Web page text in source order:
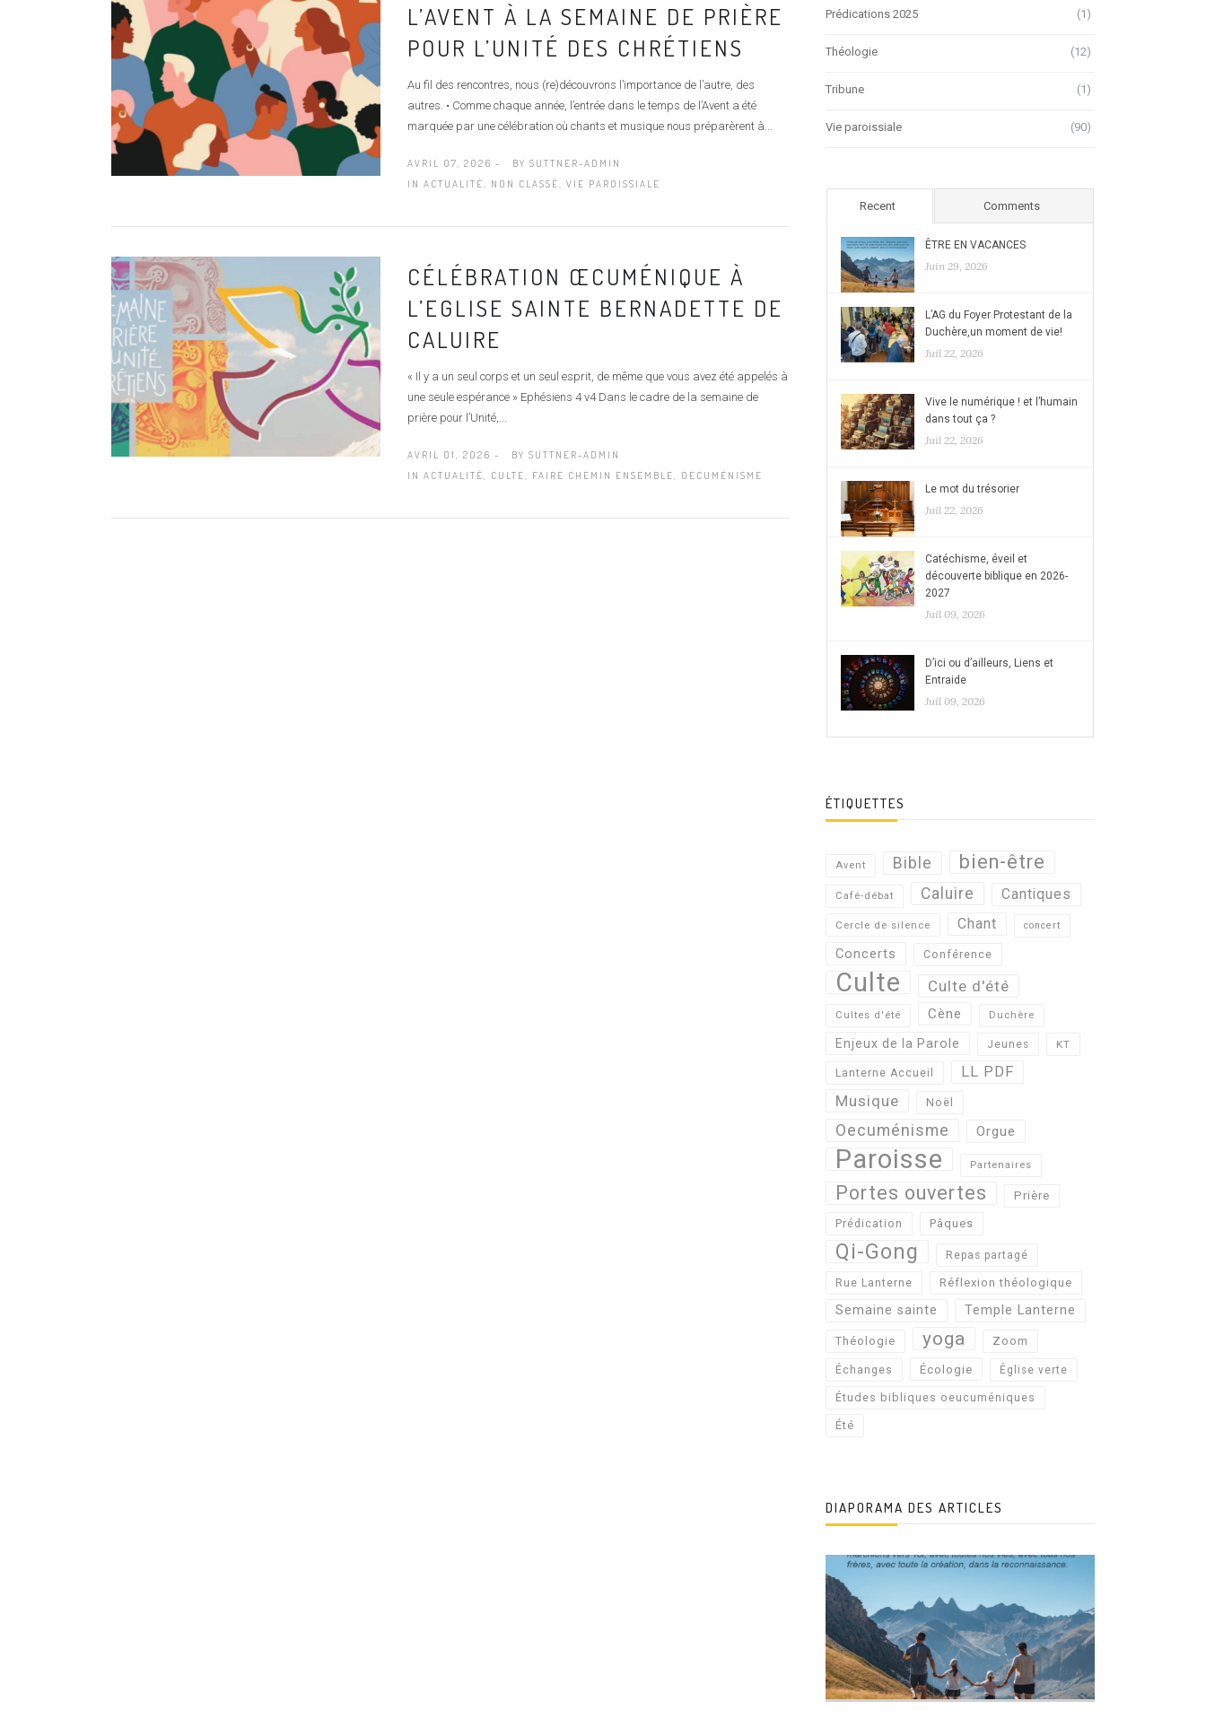
L’AVENT À LA SEMAINE DE PRIÈRE
POUR L’UNITÉ DES CHRÉTIENS
Au fil des rencontres, nous (re)découvrons l’importance de l’autre, des
autres. • Comme chaque année, l’entrée dans le temps de l’Avent a été
marquée par une célébration où chants et musique nous préparèrent à...
AVRIL 07, 2026 - BY SUTTNER-ADMIN
IN ACTUALITÉ NON CLASSÉ VIE PAROISSIALE
CÉLÉBRATION ŒCUMÉNIQUE À
L’EGLISE SAINTE BERNADETTE DE
CALUIRE
« Il y a un seul corps et un seul esprit, de même que vous avez été appelés à
une seule espérance » Ephésiens 4 v4 Dans le cadre de la semaine de
prière pour l’Unité,...
AVRIL 01, 2026 - BY SUTTNER-ADMIN
IN ACTUALITÉ CULTE FAIRE CHEMIN ENSEMBLE OECUMÉNISME
Prédications 2025 (1)
Théologie (12)
Tribune (1)
Vie paroissiale (90)
Recent Comments
ÊTRE EN VACANCES
Juin 29, 2026
L’AG du Foyer Protestant de la
Duchère,un moment de vie!
Juil 22, 2026
Vive le numérique ! et l’humain
dans tout ça ?
Juil 22, 2026
Le mot du trésorier
Juil 22, 2026
Catéchisme, éveil et
découverte biblique en 2026-
2027
Juil 09, 2026
D’ici ou d’ailleurs, Liens et
Entraide
Juil 09, 2026
ÉTIQUETTES
Avent Bible bien-être
Café-débat Caluire Cantiques
Cercle de silence Chant concert
Concerts Conférence
Culte Culte d'été
Cultes d'été Cène Duchère
Enjeux de la Parole Jeunes KT
Lanterne Accueil LL PDF
Musique Noël
Oecuménisme Orgue
Paroisse Partenaires
Portes ouvertes Prière
Prédication Pâques
Qi-Gong Repas partagé
Rue Lanterne Réflexion théologique
Semaine sainte Temple Lanterne
Théologie yoga Zoom
Échanges Écologie Église verte
Études bibliques oeucuméniques
Été
DIAPORAMA DES ARTICLES